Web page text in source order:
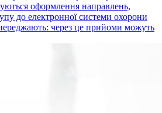
оформлення направлень,
до електронної системи охорони
через це прийоми можуть